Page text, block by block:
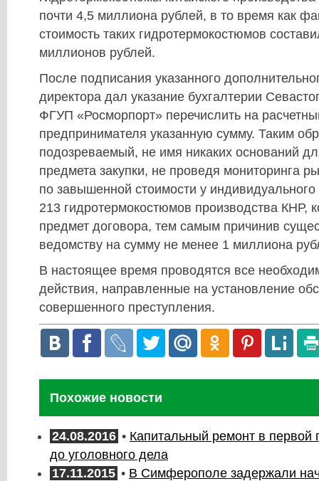
почти 4,5 миллиона рублей, в то время как
стоимость таких гидротермокостюмов
миллионов рублей.
После подписания указанного
директора дал указание бухгалтерии
ФГУП «Росморпорт» перечислить на
предпринимателя указанную сумму. Таким
подозреваемый, не имя никаких оснований
предмета закупки, не проведя мониторинга
по завышенной стоимости у
213 гидротермокостюмов производства КНР,
предмет договора, тем самым причинив
ведомству на сумму не менее 1 миллиона
В настоящее время проводятся все
действия, направленные на установление
совершенного преступления.
Похожие новости
24.08.2016 • Капитальный ремонт в первой
до уголовного дела
17.11.2015 • В Симферополе задержали